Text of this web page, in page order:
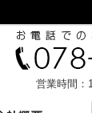
営業時間：